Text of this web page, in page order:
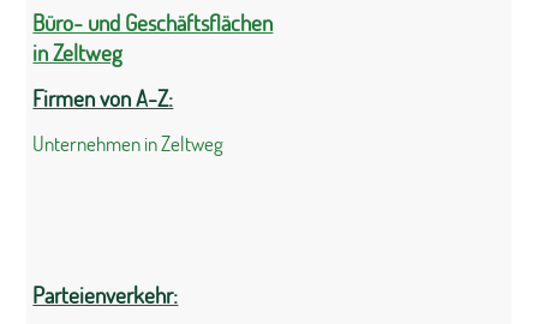
Büro- und Geschäftsflächen
in Zeltweg
Firmen von A-Z:
Unternehmen in Zeltweg
Parteienverkehr: